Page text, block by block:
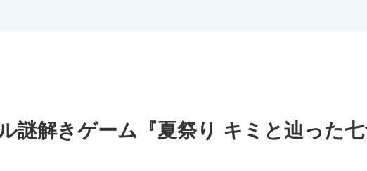
謎解きゲーム『夏祭り キミと辿った七